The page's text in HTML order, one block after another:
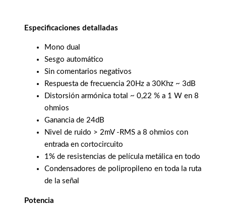
Especificaciones detalladas
Mono dual
Sesgo automático
Sin comentarios negativos
Respuesta de frecuencia 20Hz a 30Khz ~ 3dB
Distorsión armónica total ~ 0,22 % a 1 W en 8
ohmios
Ganancia de 24dB
Nivel de ruido > 2mV -RMS a 8 ohmios con
entrada en cortocircuito
1% de resistencias de película metálica en todo
Condensadores de polipropileno en toda la ruta
de la señal
Potencia